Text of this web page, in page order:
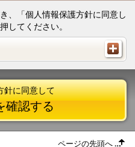
、「個人情報保護方針に同意し
してください。
針に同意して
確認する
ページの先頭へ